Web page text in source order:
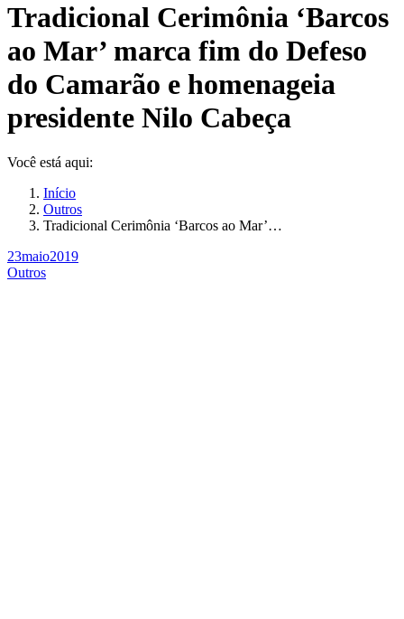
Tradicional Cerimônia ‘Barcos
ao Mar’ marca fim do Defeso
do Camarão e homenageia
presidente Nilo Cabeça
Você está aqui:
Início
Outros
Tradicional Cerimônia ‘Barcos ao Mar’…
23maio2019
Outros